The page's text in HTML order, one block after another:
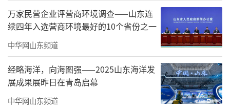
者们用灵动的身姿、飞扬的神采，点燃了现
场，也让每一位观众沉浸在这逸致典雅的氛围
之中。
万家民营企业评营商环境调查——山东连
续四年入选营商环境最好的10个省份之一
中华网山东频道
经略海洋，向海图强——2025山东海洋发
展成果展昨日在青岛启幕
中华网山东频道